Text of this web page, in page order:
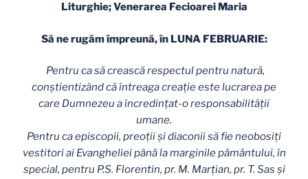
Liturghie; Venerarea Fecioarei Maria
Să ne rugăm împreună, în LUNA FEBRUARIE:
Pentru ca să crească respectul pentru natură,
conştientizând că întreaga creaţie este lucrarea pe
care Dumnezeu a încredinţat-o responsabilităţii
umane.
Pentru ca episcopii, preoţii şi diaconii să fie neobosiţi
vestitori ai Evangheliei până la marginile pământului, în
special, pentru P.S. Florentin, pr. M. Marţian, pr. T. Sas şi